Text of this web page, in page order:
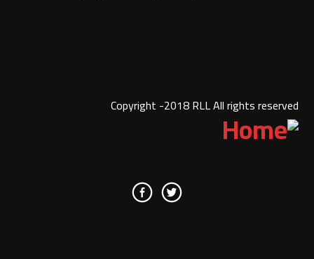
Copyright -2018 RLL All rights reserved